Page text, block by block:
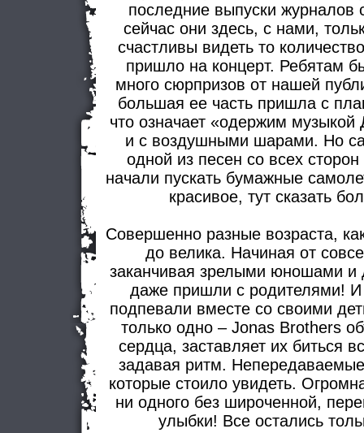
последние выпуски журналов
сейчас они здесь, с нами,
счастливы видеть то
пришло на концерт. Ребятам
много сюрпризов от нашей
большая ее часть пришла с
что означает «одержим
и с воздушными шарами. Но
одной из песен со всех сторон
начали пускать бумажные
красивое, тут сказать
Совершенно разные возраста,
до велика. Начиная от
заканчивая зрелыми юношами
даже пришли с родителями! И
подпевали вместе со своими
только одно – Jonas Brothers
сердца, заставляет их биться
задавая ритм.
которые стоило увидеть.
ни одного без широченной,
улыбки! Все остались